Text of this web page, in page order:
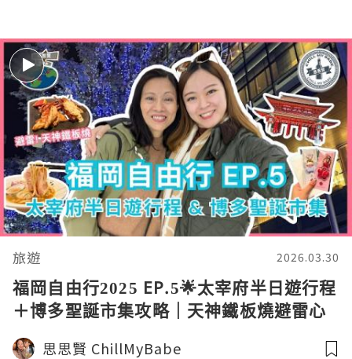
旅遊 2026.03.30
福岡自由行2025 EP.5🌟太宰府半日遊行程
＋博多聖誕市集攻略｜天神鐵板燒避雷心
得【思思賢嘆世界】
思思賢 ChillMyBabe